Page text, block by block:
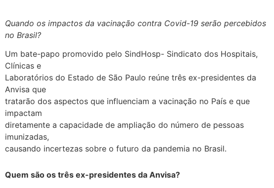
Quando os impactos da vacinação contra Covid-19 serão percebidos
no Brasil?
Um bate-papo promovido pelo SindHosp- Sindicato dos Hospitais,
Clínicas e
Laboratórios do Estado de São Paulo reúne três ex-presidentes da
Anvisa que
tratarão dos aspectos que influenciam a vacinação no País e que
impactam
diretamente a capacidade de ampliação do número de pessoas
imunizadas,
causando incertezas sobre o futuro da pandemia no Brasil.
Quem são os três ex-presidentes da Anvisa?